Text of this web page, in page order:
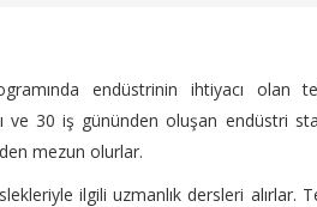
endüstrinin ihtiyacı olan
ve 30 iş gününden oluşan endüstri
mezun olurlar.
ilgili uzmanlık dersleri alırlar.